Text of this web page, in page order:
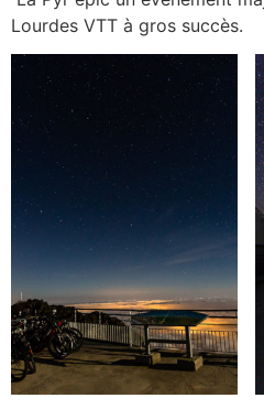
Lourdes VTT à gros succès.